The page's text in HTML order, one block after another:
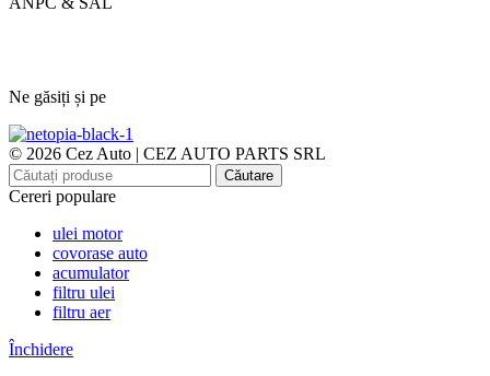
Ne găsiți și pe
© 2026 Cez Auto | CEZ AUTO PARTS SRL
Căutare
Cereri populare
ulei motor
covorase auto
acumulator
filtru ulei
filtru aer
Închidere